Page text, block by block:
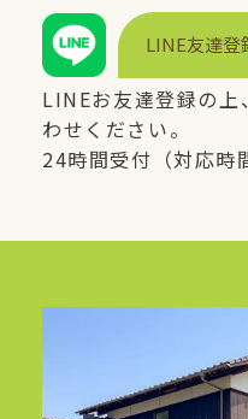
LINE友達登
LINEお友達登録の上
わせください。
24時間受付（対応時